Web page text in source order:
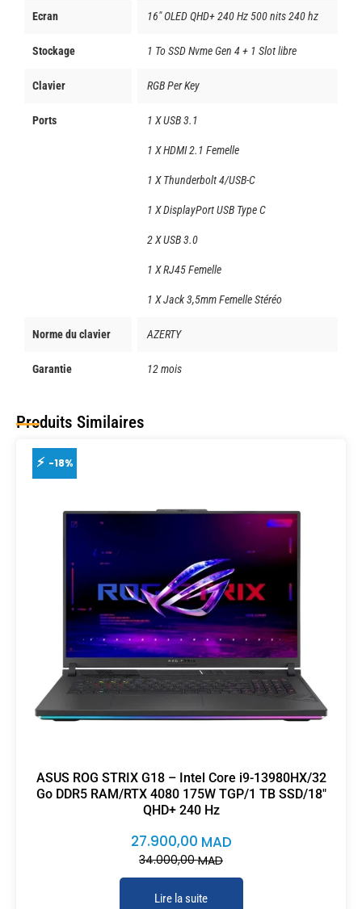
Ecran 16" OLED QHD+ 240 Hz 500 nits 240 hz
Stockage 1 To SSD Nvme Gen 4 + 1 Slot libre
Clavier RGB Per Key
Ports 1 X USB 3.1
1 X HDMI 2.1 Femelle
1 X Thunderbolt 4/USB-C
1 X DisplayPort USB Type C
2 X USB 3.0
1 X RJ45 Femelle
1 X Jack 3,5mm Femelle Stéréo
Norme du clavier AZERTY
Garantie 12 mois
Produits Similaires
-18%
ASUS ROG STRIX G18 – Intel Core i9-13980HX/32
Go DDR5 RAM/RTX 4080 175W TGP/1 TB SSD/18″
QHD+ 240 Hz
34.000,00MAD
27.900,00 MAD
Lire la suite